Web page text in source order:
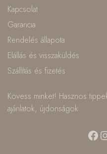
Kapcsolat
Garancia
Rendelés állapota
Elállás és visszaküldés
Szállítás és fizetés
Kövess minket! Hasznos
ajánlatok, újdonságok: